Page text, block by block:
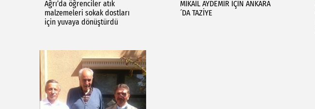
Ağrı’da öğrenciler atık
malzemeleri sokak dostları
için yuvaya dönüştürdü
MİKAİL AYDEMİR İÇİN ANKARA
´DA TAZİYE